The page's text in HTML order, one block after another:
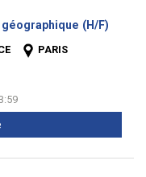
(H/F)
PARIS